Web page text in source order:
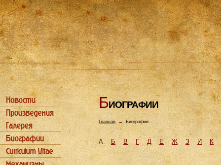
БИОГРАФИИ
Главная→ Биографии
А Б В Г Д Е Ж З И К